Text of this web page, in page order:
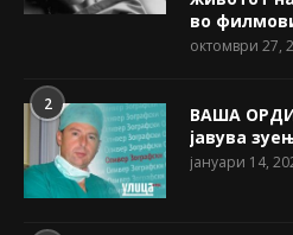
во
октомври 27,
2
ВАША
јавува
јануари 14,